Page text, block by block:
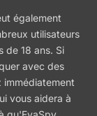
également
utilisateurs
de 18 ans. Si
avec des
immédiatement
vous aidera à